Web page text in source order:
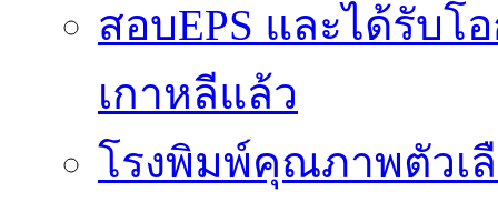
สอบEPS และได้รับโ
เกาหลีแล้ว
โรงพิมพ์คุณภาพตัวเ